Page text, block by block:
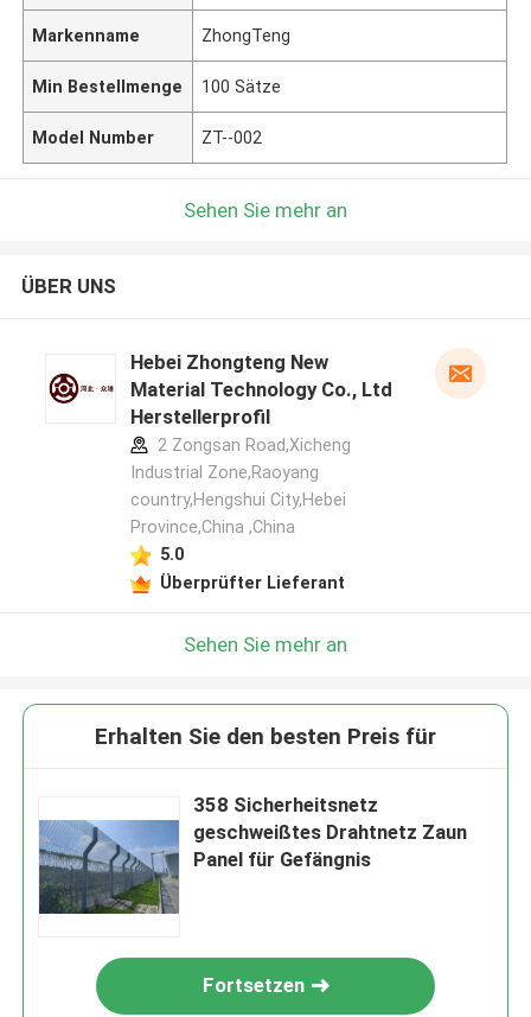
Markenname ZhongTeng
Min Bestellmenge 100 Sätze
Model Number ZT--002
Sehen Sie mehr an
ÜBER UNS
Hebei Zhongteng New
Material Technology Co., Ltd
Herstellerprofil
2 Zongsan Road,Xicheng
Industrial Zone,Raoyang
country,Hengshui City,Hebei
Province,China ,China
5.0
Überprüfter Lieferant
Sehen Sie mehr an
Erhalten Sie den besten Preis für
358 Sicherheitsnetz
geschweißtes Drahtnetz Zaun
Panel für Gefängnis
Fortsetzen